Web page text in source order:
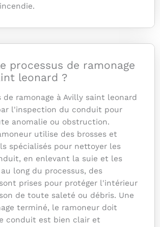
processus de ramonage
leonard ?
de ramonage à Avilly saint leonard
l'inspection du conduit pour
anomalie ou obstruction.
utilise des brosses et
spécialisés pour nettoyer les
en enlevant la suie et les
long du processus, des
prises pour protéger l'intérieur
de toute saleté ou débris. Une
terminé, le ramoneur doit
conduit est bien clair et